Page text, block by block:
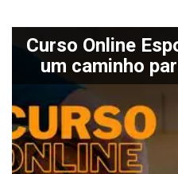
Curso Online
um caminho